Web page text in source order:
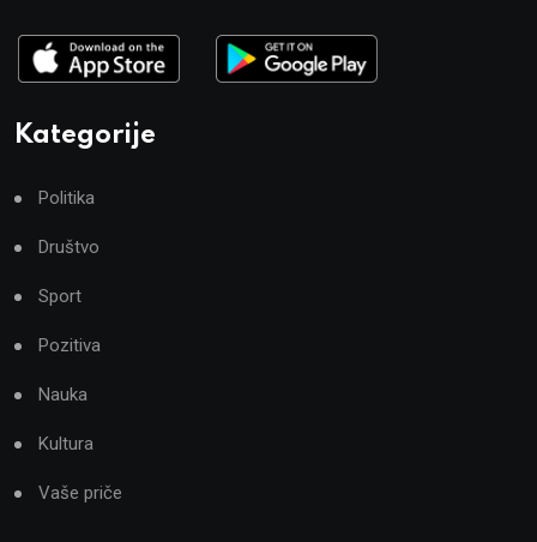
Kategorije
Politika
Društvo
Sport
Pozitiva
Nauka
Kultura
Vaše priče